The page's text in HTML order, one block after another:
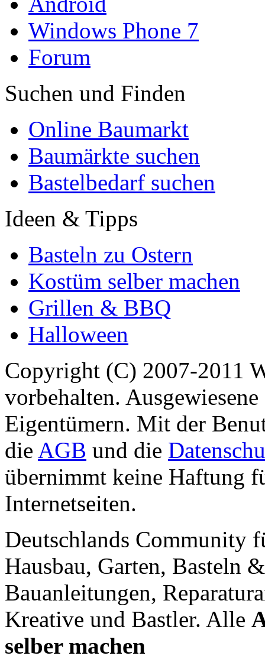
Windows Phone 7
Forum
Suchen und Finden
Online Baumarkt
Baumärkte suchen
Bastelbedarf suchen
Ideen & Tipps
Basteln zu Ostern
Kostüm selber machen
Grillen & BBQ
Halloween
Copyright (C) 2007-2011
vorbehalten.
Eigentümern. Mit der
die AGB und die
übernimmt keine Haftung
Internetseiten.
Deutschlands Community
Hausbau, Garten, Basteln
Bauanleitungen,
Kreative und Bastler. Alle
selber machen